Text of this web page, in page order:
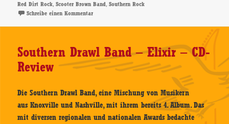
Review
am
Red Dirt Rock,Scooter Brown Band,Southern Rock
Schreibe einen Kommentarzu Scooter Brown Band – American Son – CD-Review
Southern Drawl Band – Elixir – CD-
Review
Die Southern Drawl Band, eine Mischung von Musikern
aus Knoxville und Nashville, mit ihrem bereits 4. Album. Das
mit diversen regionalen und nationalen Awards bedachte